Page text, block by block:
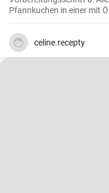
Pfannkuchen in einer mit
braten.
celine.recepty